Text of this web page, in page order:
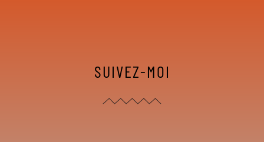
SUIVEZ-MOI